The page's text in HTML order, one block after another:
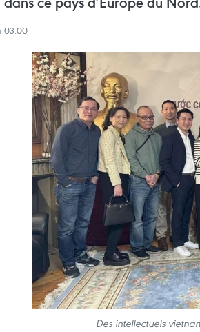
03:00
Des intellectuels